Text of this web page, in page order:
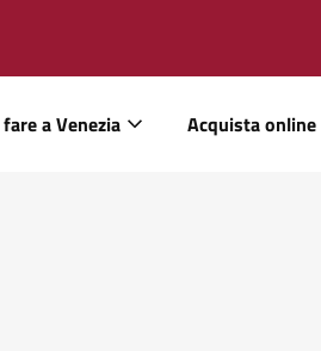
a Venezia Acquista online